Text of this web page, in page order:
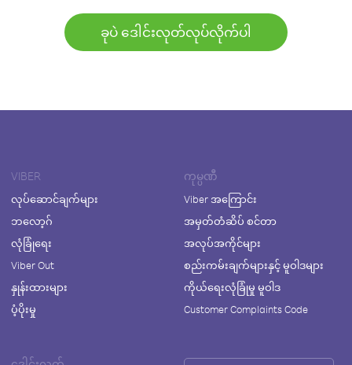
ခုပဲ ဒေါင်းလုတ်လုပ်လိုက်ပါ
VIBER
လုပ်ဆောင်ချက်များ
ဘလော့ဂ်
လုံခြုံရေး
Viber Out
နှုန်းထားများ
ပံ့ပိုးမှု
ကုမ္ပဏီ
Viber အကြောင်း
အမှတ်တံဆိပ် စင်တာ
အလုပ်အကိုင်များ
စည်းကမ်းချက်များနှင့် မူဝါဒများ
ကိုယ်ရေးလုံခြုံမှု မူဝါဒ
Customer Complaints Code